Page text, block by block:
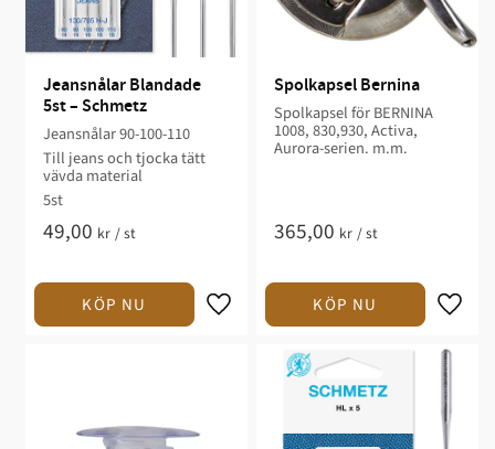
Jeansnålar Blandade
5st – Schmetz
Jeansnålar 90-100-110
Till jeans och tjocka tätt
vävda material
5st
49,00 kr /st
Spolkapsel Bernina
Spolkapsel för BERNINA
1008, 830,930, Activa,
Aurora-serien. m.m.
365,00 kr /st